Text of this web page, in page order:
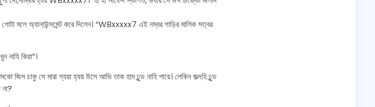
গোটা মলে অ্যানাউন্সমেন্ট করে দিলেন। “WBxxxxx7 এই নম্বর গাড়ির মালিক সত্বর
নাহি কিয়া”।
জিস চাকু সে মারা গ্যয়া হ্যয় উসে আভি তাক হাম ঢুন্ড নাহি পায়ে। লেকিন জল্দহি ঢুন্ড